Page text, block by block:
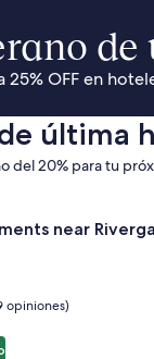
25% OFF en
última
del 20% para tu
near
opiniones)